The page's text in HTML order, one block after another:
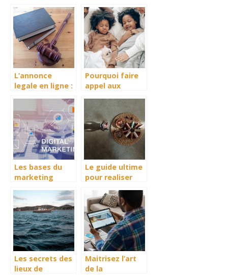
votre marque,
avec une
agence de
publicité
envoyer ses
marchandises
dans le meilleur
état ?
L’annonce
legale en ligne :
Pourquoi faire
appel aux
Les bases du
marketing
optimiser votre
presence en
ligne
Le guide ultime
pour realiser
introspection et
trouver sa
mission de vie
Les secrets des
lieux de
Maitrisez l’art
de la